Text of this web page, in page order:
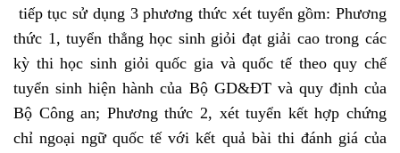
tiếp tục sử dụng 3 phương thức xét tuyển gồm: Phương
thức 1, tuyển thẳng học sinh giỏi đạt giải cao trong các
kỳ thi học sinh giỏi quốc gia và quốc tế theo quy chế
tuyển sinh hiện hành của Bộ GD&ĐT và quy định của
Bộ Công an; Phương thức 2, xét tuyển kết hợp chứng
chỉ ngoại ngữ quốc tế với kết quả bài thi đánh giá của